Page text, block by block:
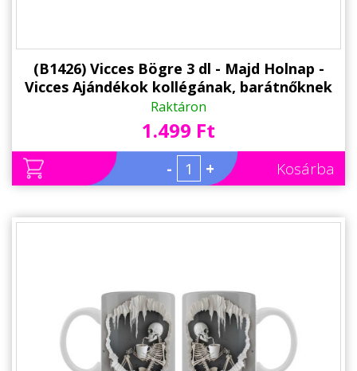
Családtagoknak
Barátnak/Barátnőnek
Névnapi ajándékok
Állatos ajándéktárgyak
(B1426) Vicces Bögre 3 dl - Majd Holnap -
Vicces Ajándékok kollégának, barátnőknek
Raktáron
1.499 Ft
- + Kosárba